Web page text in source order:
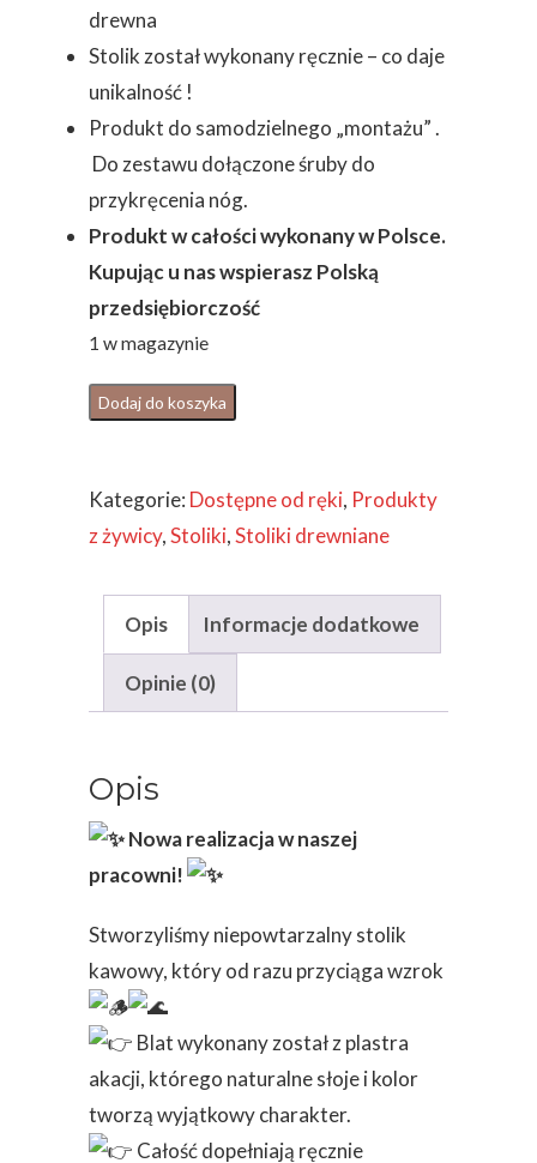
drewna
Stolik został wykonany ręcznie – co daje
unikalność !
Produkt do samodzielnego „montażu” .
Do zestawu dołączone śruby do
przykręcenia nóg.
Produkt w całości wykonany w Polsce.
Kupując u nas wspierasz Polską
przedsiębiorczość
1 w magazynie
ilość
KAWOWY
AKACJA
ŻYWICA
Dodaj do koszyka
Kategorie: Dostępne od ręki, Produkty
z żywicy,Stoliki,Stoliki drewniane
Opis Informacje dodatkowe
Opinie (0)
Opis
Nowa realizacja w naszej
pracowni!
Stworzyliśmy niepowtarzalny stolik
kawowy, który od razu przyciąga wzrok
Blat wykonany został z plastra
akacji, którego naturalne słoje i kolor
tworzą wyjątkowy charakter.
Całość dopełniają ręcznie